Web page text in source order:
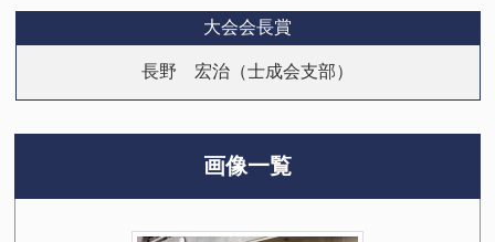
大会会長賞
長野 宏治（士成会支部）
画像一覧